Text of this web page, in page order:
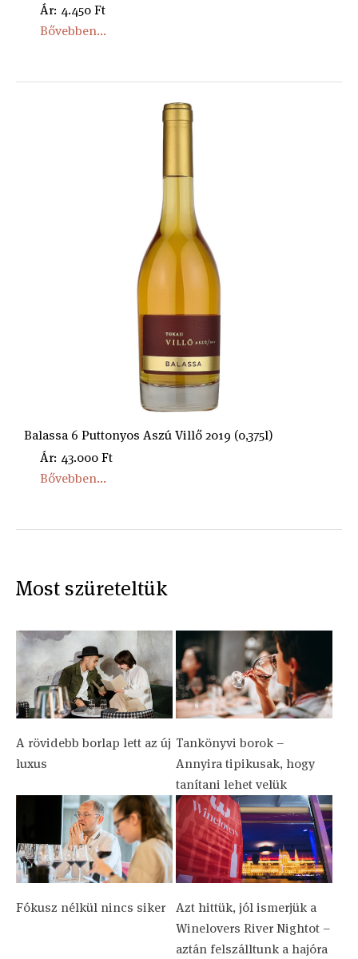
Ár: 4.450 Ft
Bővebben...
Balassa 6 Puttonyos Aszú Villő 2019 (0,375l)
Ár: 43.000 Ft
Bővebben...
Most szüreteltük
A rövidebb borlap lett az új
luxus
Tankönyvi borok –
Annyira tipikusak, hogy
tanítani lehet velük
Fókusz nélkül nincs siker
Azt hittük, jól ismerjük a
Winelovers River Nightot –
aztán felszálltunk a hajóra